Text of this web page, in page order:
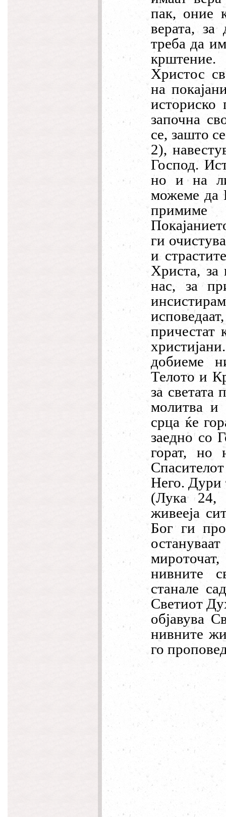
пак, оние
верата, за
треба да
Христос
на
историско
започна
се, зашто
2),
Господ.
но и на
можеме да
примиме
ги
и
Христа,
нас, за
причестат
добиеме
Телото и
за светата
молитва и
срца ќе
заедно со
горат, но
Него. Дури
(Лука 24,
живееја
Бог ги
нивните
станале
Светиот
објавува
нивните
го